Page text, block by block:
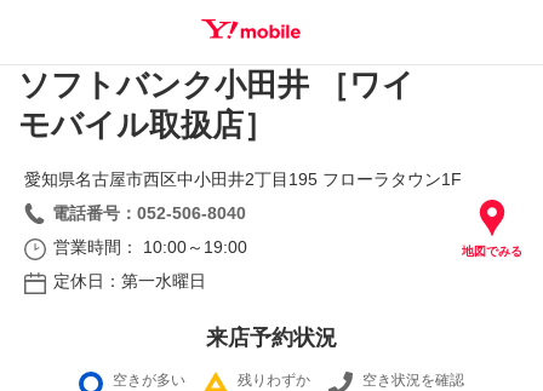
SEARCH
ソフトバンク小田井 ［ワイ
モバイル取扱店］
地図でみる
愛知県名古屋市西区中小田井2丁目195 フローラタウン1F
電話番号：052-506-8040
営業時間： 10:00～19:00
定休日：第一水曜日
来店予約状況
空きが多い 残りわずか 空き状況を確認